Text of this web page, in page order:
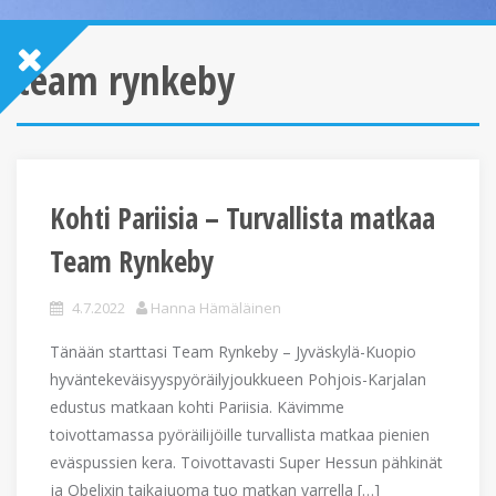
team rynkeby
Kohti Pariisia – Turvallista matkaa
Team Rynkeby
4.7.2022 Hanna Hämäläinen
Tänään starttasi Team Rynkeby – Jyväskylä-Kuopio
hyväntekeväisyyspyöräilyjoukkueen Pohjois-Karjalan
edustus matkaan kohti Pariisia. Kävimme
toivottamassa pyöräilijöille turvallista matkaa pienien
eväspussien kera. Toivottavasti Super Hessun pähkinät
ja Obelixin taikajuoma tuo matkan varrella […]